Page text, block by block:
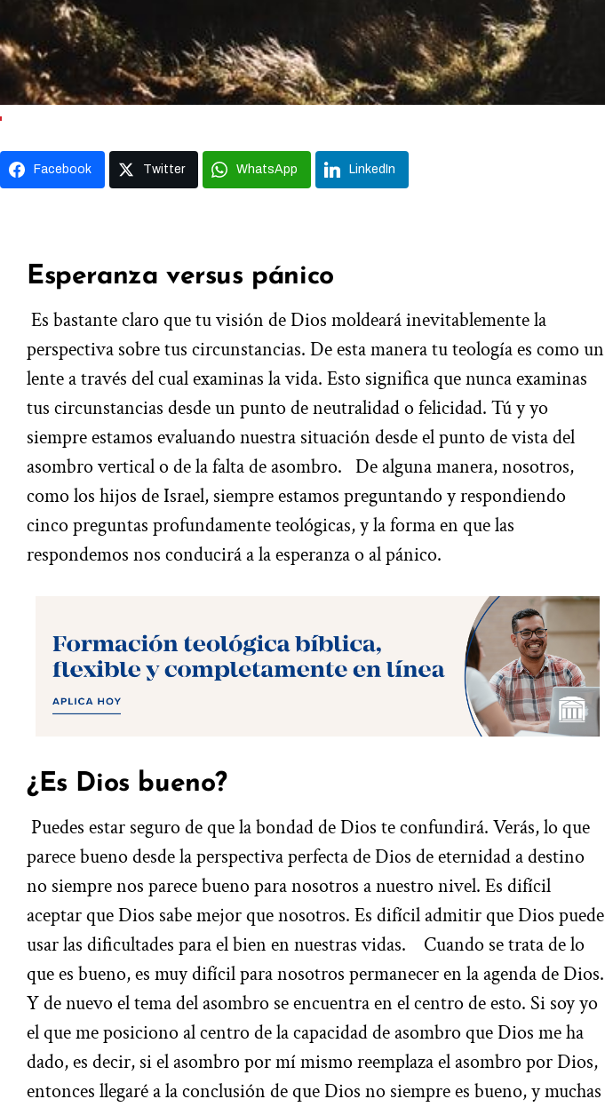
Facebook Twitter WhatsApp LinkedIn
Esperanza versus pánico
Es bastante claro que tu visión de Dios moldeará inevitablemente la
perspectiva sobre tus circunstancias. De esta manera tu teología es como un
lente a través del cual examinas la vida. Esto significa que nunca examinas
tus circunstancias desde un punto de neutralidad o felicidad. Tú y yo
siempre estamos evaluando nuestra situación desde el punto de vista del
asombro vertical o de la falta de asombro. De alguna manera, nosotros,
como los hijos de Israel, siempre estamos preguntando y respondiendo
cinco preguntas profundamente teológicas, y la forma en que las
respondemos nos conducirá a la esperanza o al pánico.
¿Es Dios bueno?
Puedes estar seguro de que la bondad de Dios te confundirá. Verás, lo que
parece bueno desde la perspectiva perfecta de Dios de eternidad a destino
no siempre nos parece bueno para nosotros a nuestro nivel. Es difícil
aceptar que Dios sabe mejor que nosotros. Es difícil admitir que Dios puede
usar las dificultades para el bien en nuestras vidas.
Cuando se trata de lo
que es bueno, es muy difícil para nosotros permanecer en la agenda de Dios.
Y de nuevo el tema del asombro se encuentra en el centro de esto. Si soy yo
el que me posiciono al centro de la capacidad de asombro que Dios me ha
dado, es decir, si el asombro por mí mismo reemplaza el asombro por Dios,
entonces llegaré a la conclusión de que Dios no siempre es bueno, y muchas